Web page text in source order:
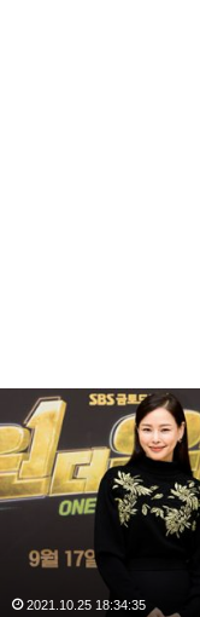
수
해
라
김
완
2020.10.03 10:59:30